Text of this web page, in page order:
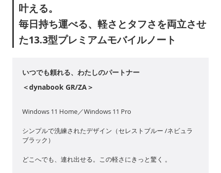
叶える。
毎日持ち運べる、軽さとタフさを両立させ
た13.3型プレミアムモバイルノート
いつでも頼れる、わたしのパートナー
＜dynabook GR/ZA＞
Windows 11 Home／Windows 11 Pro
シンプルで洗練されたデザイン（セレストブルー /ネビュラ
ブラック）
どこへでも、連れ出せる。この軽さにきっと驚く 。